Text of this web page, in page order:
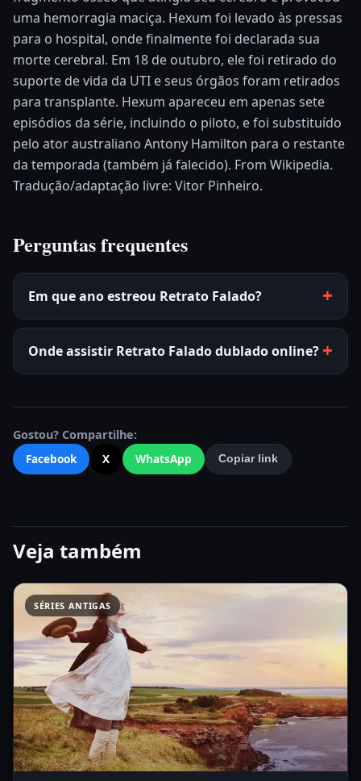
uma hemorragia maciça. Hexum foi levado às pressas
para o hospital, onde finalmente foi declarada sua
morte cerebral. Em 18 de outubro, ele foi retirado do
suporte de vida da UTI e seus órgãos foram retirados
para transplante. Hexum apareceu em apenas sete
episódios da série, incluindo o piloto, e foi substituído
pelo ator australiano Antony Hamilton para o restante
da temporada (também já falecido). From Wikipedia.
Tradução/adaptação livre: Vitor Pinheiro.
Perguntas frequentes
Em que ano estreou Retrato Falado?
Onde assistir Retrato Falado dublado online?
Gostou? Compartilhe:
Facebook
X WhatsApp Copiar link
Veja também
SÉRIES ANTIGAS